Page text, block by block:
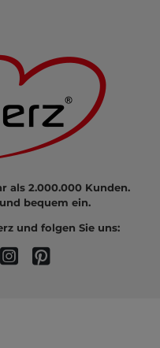
als 2.000.000 Kunden.
bequem ein.
und folgen Sie uns: